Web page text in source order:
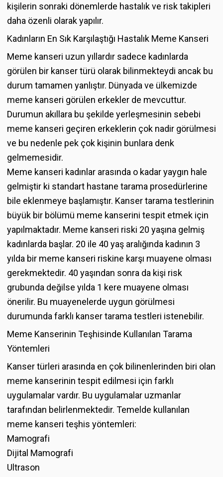
kişilerin sonraki dönemlerde hastalık ve risk takipleri
daha özenli olarak yapılır.
Kadınların En Sık Karşılaştığı Hastalık Meme Kanseri
Meme kanseri uzun yıllardır sadece kadınlarda
görülen bir kanser türü olarak bilinmekteydi ancak bu
durum tamamen yanlıştır. Dünyada ve ülkemizde
meme kanseri görülen erkekler de mevcuttur.
Durumun akıllara bu şekilde yerleşmesinin sebebi
meme kanseri geçiren erkeklerin çok nadir görülmesi
ve bu nedenle pek çok kişinin bunlara denk
gelmemesidir.
Meme kanseri kadınlar arasında o kadar yaygın hale
gelmiştir ki standart hastane tarama prosedürlerine
bile eklenmeye başlamıştır. Kanser tarama testlerinin
büyük bir bölümü meme kanserini tespit etmek için
yapılmaktadır. Meme kanseri riski 20 yaşına gelmiş
kadınlarda başlar. 20 ile 40 yaş aralığında kadının 3
yılda bir meme kanseri riskine karşı muayene olması
gerekmektedir. 40 yaşından sonra da kişi risk
grubunda değilse yılda 1 kere muayene olması
önerilir. Bu muayenelerde uygun görülmesi
durumunda farklı kanser tarama testleri istenebilir.
Meme Kanserinin Teşhisinde Kullanılan Tarama
Yöntemleri
Kanser türleri arasında en çok bilinenlerinden biri olan
meme kanserinin tespit edilmesi için farklı
uygulamalar vardır. Bu uygulamalar uzmanlar
tarafından belirlenmektedir. Temelde kullanılan
meme kanseri teşhis yöntemleri:
Mamografi
Dijital Mamografi
Ultrason